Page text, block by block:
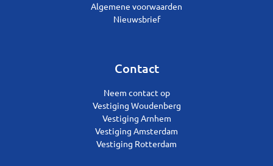
Algemene voorwaarden
Nieuwsbrief
Contact
Neem contact op
Vestiging Woudenberg
Vestiging Arnhem
Vestiging Amsterdam
Vestiging Rotterdam